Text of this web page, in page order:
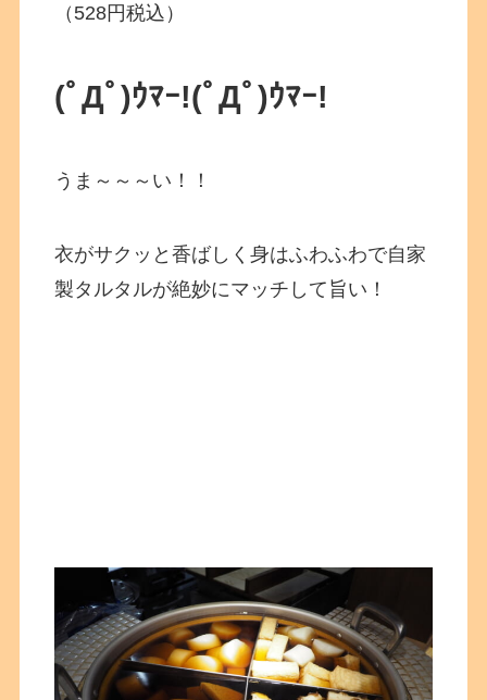
（528円税込）
(ﾟДﾟ)ｳﾏｰ!(ﾟДﾟ)ｳﾏｰ!
うま～～～い！！
衣がサクッと香ばしく身はふわふわで自家
製タルタルが絶妙にマッチして旨い！